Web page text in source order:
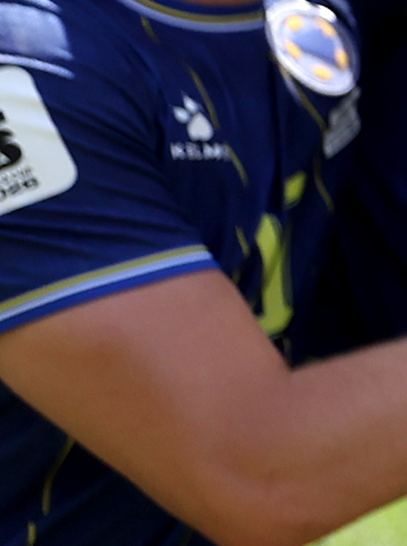
Hoće li Asmir Begović ponovo stati među
reprezentacije Bosne i Hercegovine, ostaje da se vidi.
Jedno je sigurno – njegov eventualni povratak
tema koja će dugo zaokupljati pažnju sportskih
navijača širom zemlje.
#Asmir Begović